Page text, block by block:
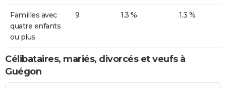
Familles avec
quatre enfants
ou plus
9 1.3 % 1,3 %
Célibataires, mariés, divorcés et veufs à
Guégon